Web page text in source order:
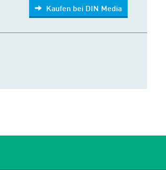
Kaufen bei DIN Media